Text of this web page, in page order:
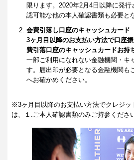
限ります。2020年2月4日以降に発
認可能な他の本人確認書類も必要と
会費引落し口座のキャッシュカード
3ヶ月目以降のお支払い方法で口座
費引落口座のキャッシュカードお持
一部ご利用になれない金融機関・キ
す。届出印が必要となる金融機関も
へお確かめください。
※3ヶ月目以降のお支払い方法でクレジッ
は、１.ご本人確認書類のみご持参くださ